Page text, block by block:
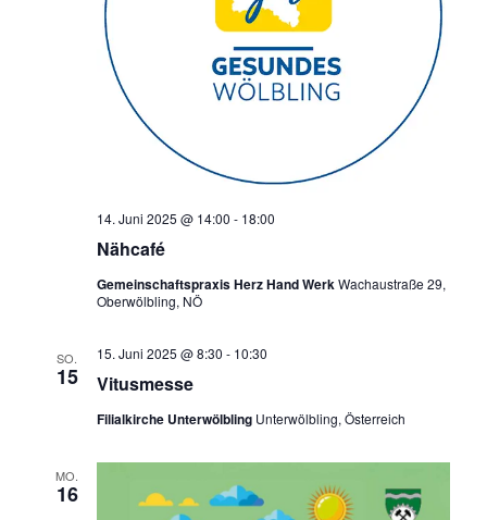
Nähcafé
14. Juni 2025 @ 14:00 - 18:00
Gemeinschaftspraxis Herz Hand Werk Wachaustraße 29,
Oberwölbling, NÖ
SO.
15 Vitusmesse
15. Juni 2025 @ 8:30 - 10:30
Filialkirche Unterwölbling Unterwölbling, Österreich
MO.
16